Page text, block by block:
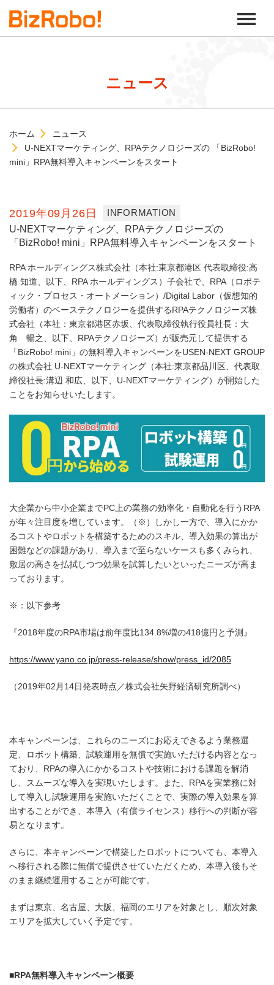
ニュース
ホーム
ニュース
U-NEXTマーケティング、RPAテクノロジーズの 「BizRobo!
mini」RPA無料導入キャンペーンをスタート
2019年09月26日
INFORMATION
U-NEXTマーケティング、RPAテクノロジーズの
「BizRobo! mini」RPA無料導入キャンペーンをスタート
RPA ホールディングス株式会社（本社:東京都港区 代表取締役:高
橋 知道、以下、RPA ホールディングス）子会社で、RPA（ロボテ
ィック・プロセス・オートメーション）/Digital Labor（仮想知的
労働者）のベーステクノロジーを提供するRPAテクノロジーズ株
式会社（本社：東京都港区赤坂、代表取締役執行役員社長：大
角 暢之、以下、RPAテクノロジーズ）が販売元して提供する
「BizRobo! mini」の無料導入キャンペーンをUSEN-NEXT GROUP
の株式会社 U-NEXTマーケティング（本社:東京都品川区、代表取
締役社⻑:溝辺 和広、以下、U-NEXTマーケティング）が開始した
ことをお知らせいたします。
大企業から中小企業までPC上の業務の効率化・自動化を行うRPA
が年々注目度を増しています。（※）しかし一方で、導入にかか
るコストやロボットを構築するためのスキル、導入効果の算出が
困難などの課題があり、導入まで至らないケースも多くみられ、
敷居の高さを払拭しつつ効果を試算したいといったニーズが高ま
っております。
※：以下参考
『2018年度のRPA市場は前年度比134.8%増の418億円と予測』
https://www.yano.co.jp/press-release/show/press_id/2085
（2019年02月14日発表時点／株式会社矢野経済研究所調べ）
本キャンペーンは、これらのニーズにお応えできるよう業務選
定、ロボット構築、試験運用を無償で実施いただける内容となっ
ており、RPAの導入にかかるコストや技術における課題を解消
し、スムーズな導入を実現いたします。また、RPAを実業務に対
して導入し試験運用を実施いただくことで、実際の導入効果を算
出することができ、本導入（有償ライセンス）移行への判断が容
易となります。
さらに、本キャンペーンで構築したロボットについても、本導入
へ移行される際に無償で提供させていただくため、本導入後もそ
のまま継続運用することが可能です。
まずは東京、名古屋、大阪、福岡のエリアを対象とし、順次対象
エリアを拡大していく予定です。
■RPA無料導入キャンペーン概要